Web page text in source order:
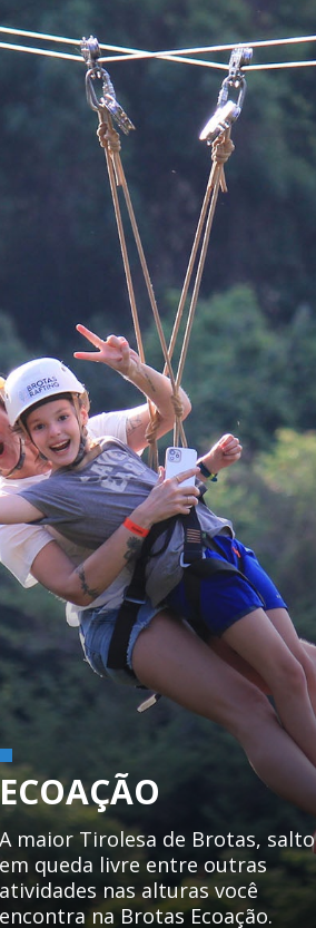
A maior Tirolesa de Brotas, salto
em queda livre entre outras
atividades nas alturas você
encontra na Brotas Ecoação.